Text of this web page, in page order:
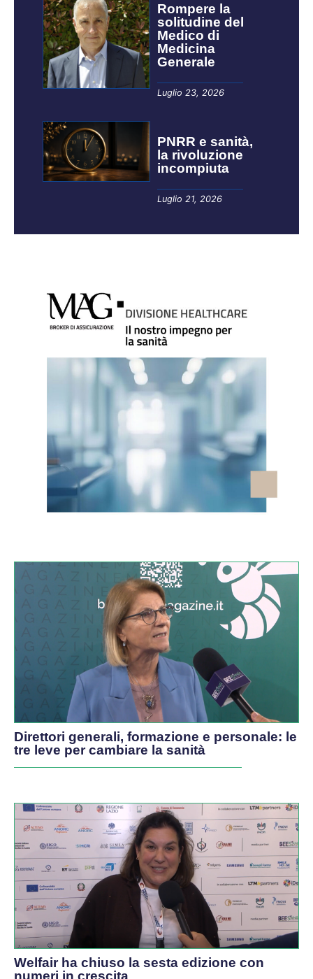
Rompere la
solitudine del
Medico di
Medicina
Generale
Luglio 23, 2026
PNRR e sanità,
la rivoluzione
incompiuta
Luglio 21, 2026
Direttori generali, formazione e personale: le
tre leve per cambiare la sanità
Welfair ha chiuso la sesta edizione con
numeri in crescita